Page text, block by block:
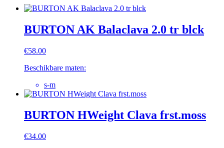
BURTON AK Balaclava 2.0 tr blck
€58.00
Beschikbare maten:
s-m
BURTON HWeight Clava frst.moss
€34.00